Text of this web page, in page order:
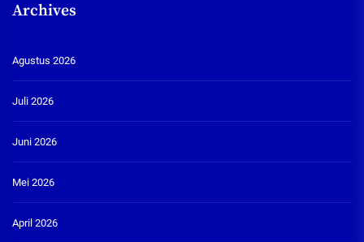
Archives
Agustus 2026
Juli 2026
Juni 2026
Mei 2026
April 2026